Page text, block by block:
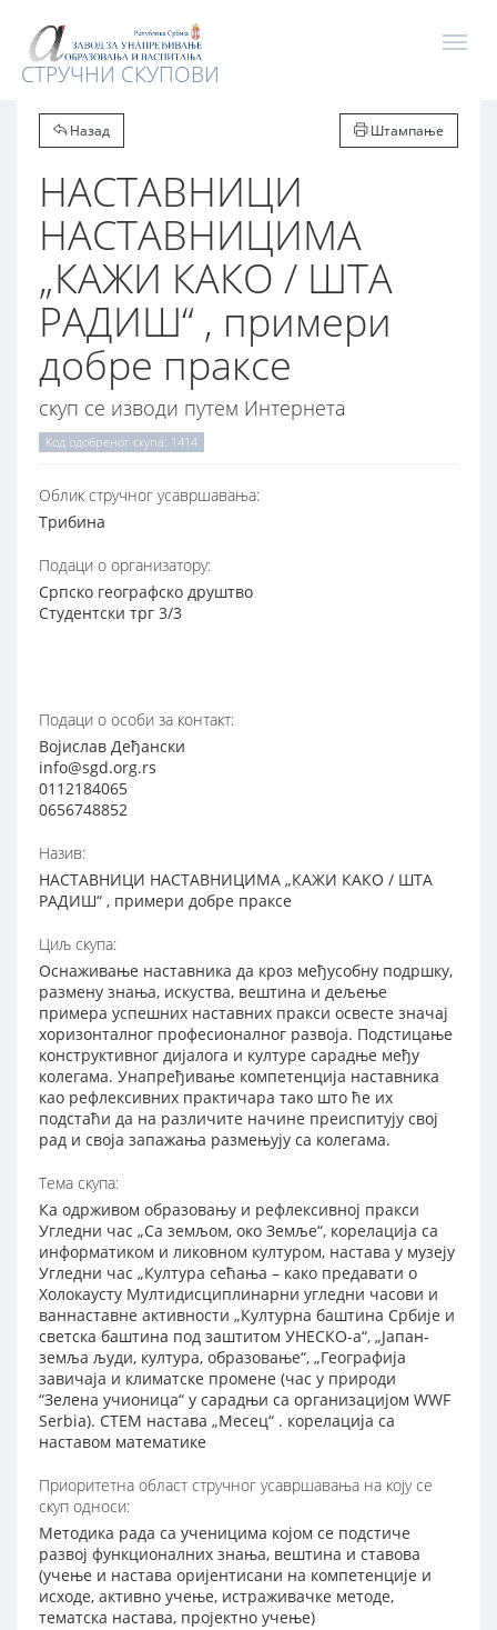
СТРУЧНИ СКУПОВИ
Назад Штампање
НАСТАВНИЦИ
НАСТАВНИЦИМА
„КАЖИ КАКО / ШТА
РАДИШ“ , примери
добре праксе
скуп се изводи путем Интернета
Код одобреног скупа: 1414
Oблик стручног усавршавања:
Трибина
Подаци о организатору:
Српско географско друштво
Студентски трг 3/3
Подаци о особи за контакт:
Војислав Деђански
info@sgd.org.rs
0112184065
0656748852
Назив:
НАСТАВНИЦИ НАСТАВНИЦИМА „КАЖИ КАКО / ШТА
РАДИШ“ , примери добре праксе
Циљ скупа:
Оснаживање наставника да кроз међусобну подршку,
размену знања, искуства, вештина и дељење
примера успешних наставних пракси освесте значај
хоризонталног професионалног развоја. Подстицање
конструктивног дијалога и културе сарадње међу
колегама. Унапређивање компетенција наставника
као рефлексивних практичара тако што ће их
подстаћи да на различите начине преиспитују свој
рад и своја запажања размењују са колегама.
Тема скупа:
Ка одрживом образовању и рефлексивној пракси
Угледни час „Са земљом, око Земље“, корелација са
информатиком и ликовном културом, настава у музеју
Угледни час „Култура сећања – како предавати о
Холокаусту Мултидисциплинарни угледни часови и
ваннаставне активности „Културна баштина Србије и
светска баштина под заштитом УНЕСКО-а“, „Јапан-
земља људи, култура, образовање“, „Географија
завичаја и климатске промене (час у природи
“Зелена учионица“ у сарадњи са организацијом WWF
Serbia). СТЕМ настава „Месец“ . корелација са
наставом математике
Приоритетна област стручног усавршавања на коју се
скуп односи:
Методика рада са ученицима којом се подстиче
развој функционалних знања, вештина и ставова
(учење и настава оријентисани на компетенције и
исходе, активно учење, истраживачке методе,
тематска настава, пројектно учење)